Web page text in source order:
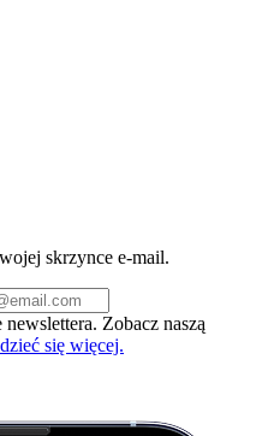
skrzynce e-mail.
Zobacz naszą
się więcej.